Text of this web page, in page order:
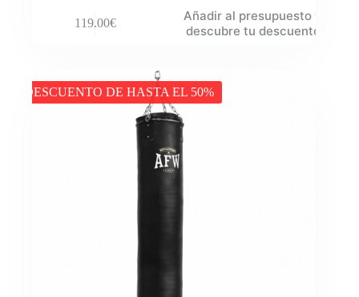
119.00€
Añadir al presupuesto y
descubre tu descuento
DESCUENTO DE HASTA EL 50%